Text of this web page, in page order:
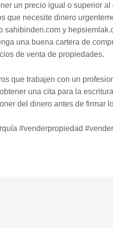
un precio igual o superior
que necesite dinero
sahibinden.com y
una buena cartera de
de venta de propiedades.
que trabajen con un
una cita para la
del dinero antes de firmar
#venderpropiedad